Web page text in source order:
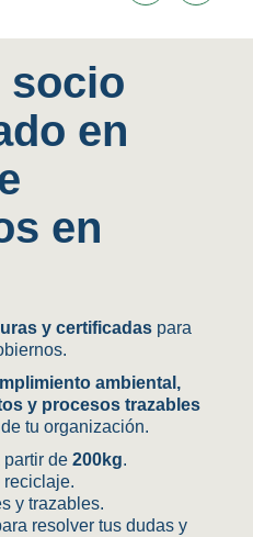
socio
en
en
y certificadas para
ambiental,
y procesos trazables
tu organización.
de 200kg.
y trazables.
resolver tus dudas y